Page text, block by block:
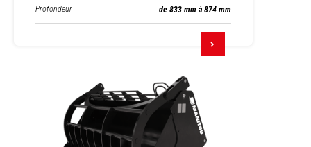
Profondeur de 833 mm à 874 mm